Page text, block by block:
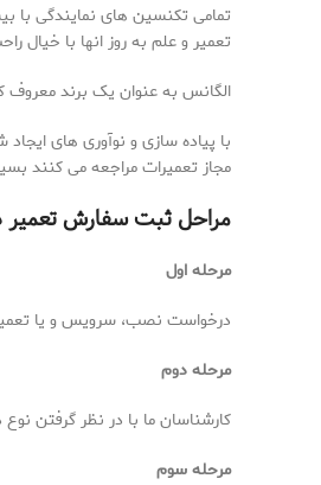
تعمیر و علم به روز انها با خیال
الگانس به عنوان یک برند معروف
با پیاده سازی و نوآوری های
مجاز تعمیرات مراجعه می کنند
مراحل ثبت سفارش تعمیر
مرحله اول
درخواست نصب، سرویس و یا
مرحله دوم
کارشناسان ما با در نظر گرفتن
مرحله سوم